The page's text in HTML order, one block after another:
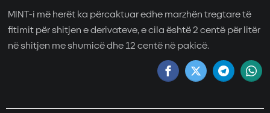
MINT-i më herët ka përcaktuar edhe marzhën tregtare të
fitimit për shitjen e derivateve, e cila është 2 centë për litër
në shitjen me shumicë dhe 12 centë në pakicë.